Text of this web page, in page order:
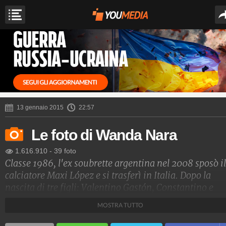
13 gennaio 2015 22:57
Le foto di Wanda Nara
1.616.910 - 39 foto
Classe 1986, l'ex soubrette argentina nel 2008 sposò il
calciatore Maxi López e si trasferì in Italia. Dopo la
nascita di tre figli: Valentino Gastón, Constantino e
marito Mauro Icardi, di sette anni più giovane, che ha
MOSTRA TUTTO